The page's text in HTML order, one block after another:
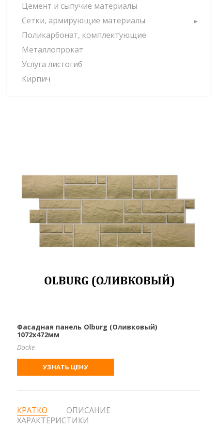
Цемент и сыпучие материалы
Сетки, армирующие материалы
Поликарбонат, комплектующие
Металлопрокат
Услуга листогиб
Кирпич
Фасадная панель Olburg (Оливковый)
1072х472мм
Docke
УЗНАТЬ ЦЕНУ
КРАТКО
ОПИСАНИЕ
ХАРАКТЕРИСТИКИ